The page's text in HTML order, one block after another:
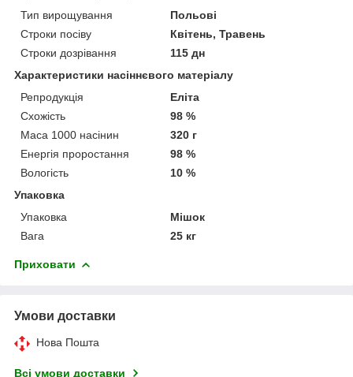
Тип вирощування
Польові
Строки посіву
Квітень, Травень
Строки дозрівання
115 дн
Характеристики насіннєвого матеріалу
Репродукція
Еліта
Схожість
98 %
Маса 1000 насінин
320 г
Енергія проростання
98 %
Вологість
10 %
Упаковка
Упаковка
Мішок
Вага
25 кг
Приховати
Умови доставки
Нова Пошта
Всі умови доставки